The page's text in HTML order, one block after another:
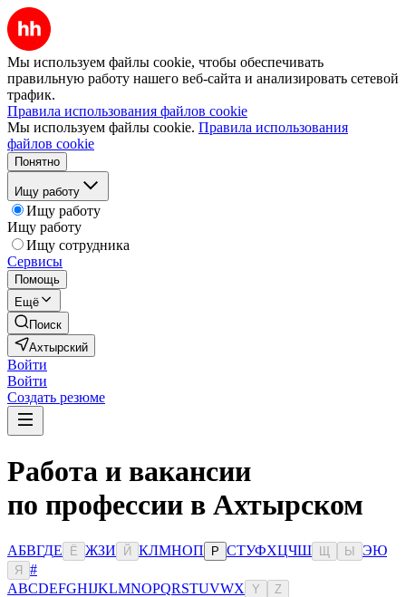
Мы используем файлы cookie, чтобы обеспечивать
правильную работу нашего веб-сайта и анализировать сетевой
трафик.
Правила использования файлов cookie
Мы используем файлы cookie. Правила использования
файлов cookie
Понятно
Ищу работу
Ищу работу
Ищу работу
Ищу сотрудника
Сервисы
Помощь
Ещё
Поиск
Ахтырский
Войти
Войти
Создать резюме
Работа и вакансии
по профессии в Ахтырском
АБВГДЕ Ё ЖЗИ Й КЛМНОП Р СТУФХЦЧШ Ы ЭЮ
Я
#
ABCDEFGHIJKLMNOPQRSTUVWX Y Z